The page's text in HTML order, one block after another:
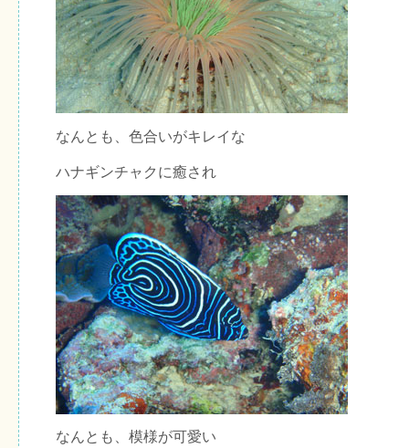
なんとも、色合いがキレイな
ハナギンチャクに癒され
なんとも、模様が可愛い